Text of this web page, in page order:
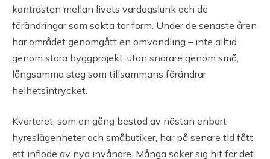
kontrasten mellan livets vardagslunk och de
förändringar som sakta tar form. Under de senaste åren
har området genomgått en omvandling – inte alltid
genom stora byggprojekt, utan snarare genom små,
långsamma steg som tillsammans förändrar
helhetsintrycket.
Kvarteret, som en gång bestod av nästan enbart
hyreslägenheter och småbutiker, har på senare tid fått
ett inflöde av nya invånare. Många söker sig hit för det